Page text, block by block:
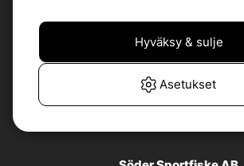
Asetukset
Hyväksy & sulje